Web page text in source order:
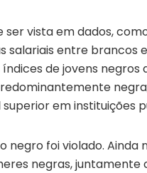
ser vista em dados,
salariais entre
de jovens negros
em instituições
negro foi violado. Ainda
negras,